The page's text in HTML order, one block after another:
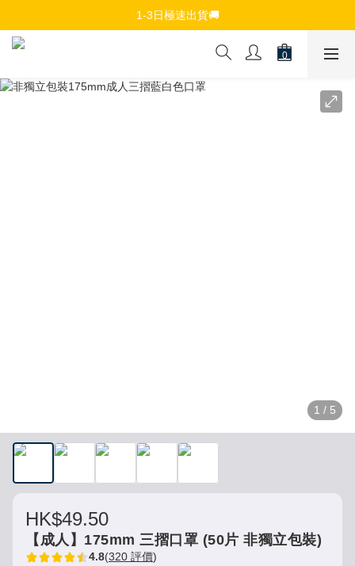
免費註冊會員，$150免運優惠
1-3日極速出貨🚚
追蹤Channel接收WhatsApp優惠通知
1 / 5
HK$49.50
【成人】175mm 三摺口罩 (50片 非獨立包裝)
4.8(320 評價)